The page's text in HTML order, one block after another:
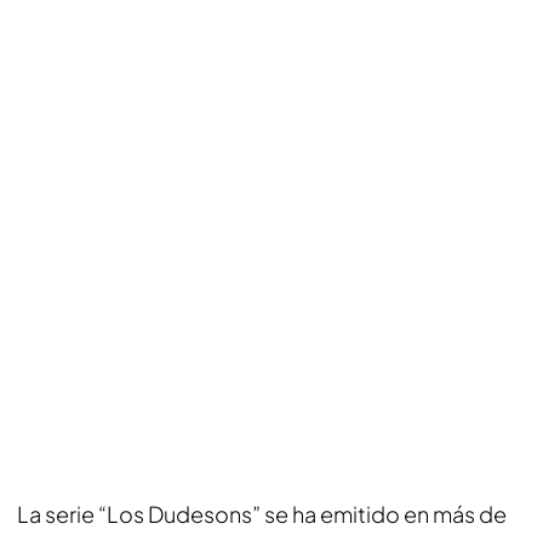
La serie “Los Dudesons” se ha emitido en más de